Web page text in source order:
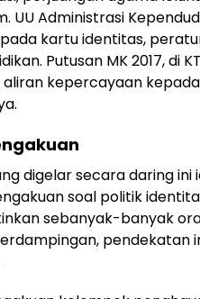
UU Administrasi
kartu identitas,
Putusan MK 2017, di
kepercayaan kepada
digelar secara daring
soal politik
sebanyak-banyak
pendekatan